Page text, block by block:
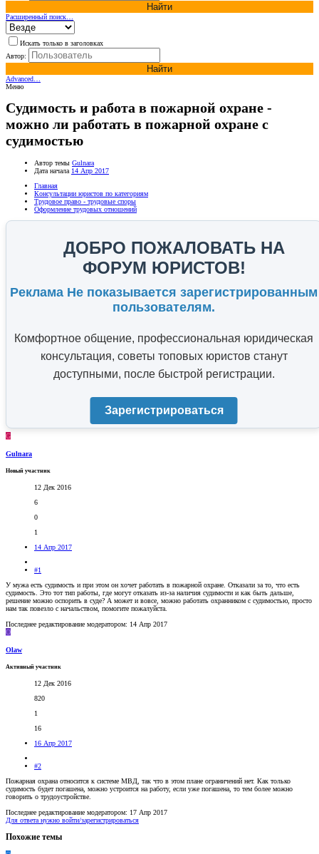
Найти
Расширенный поиск…
Искать только в заголовках
Автор:
Найти
Advanced…
Меню
Судимость и работа в пожарной охране -
можно ли работать в пожарной охране с
судимостью
Автор темы Gulnara
Дата начала 14 Апр 2017
Главная
Консультации юристов по категориям
Трудовое право - трудовые споры
Оформление трудовых отношений
ДОБРО ПОЖАЛОВАТЬ НА
ФОРУМ ЮРИСТОВ!
Реклама Не показывается зарегистрированным
пользователям.
Комфортное общение, профессиональная юридическая
консультация, советы топовых юристов станут
доступными, после быстрой регистрации.
Зарегистрироваться
G
Gulnara
Новый участник
12 Дек 2016
6
0
1
14 Апр 2017
#1
У мужа есть судимость и при этом он хочет работать в пожарной охране. Отказали за то, что есть
судимость. Это тот тип работы, где могут отказать из-за наличия судимости и как быть дальше,
решение можно оспорить в суде? А может и вовсе, можно работать охранником с судимостью, просто
нам так повезло с начальством, помогите пожалуйста.
Последнее редактирование модератором: 14 Апр 2017
O
Olaw
Активный участник
12 Дек 2016
820
1
16
16 Апр 2017
#2
Пожарная охрана относится к системе МВД, так что в этом плане ограничений нет. Как только
судимость будет погашена, можно устроится на работу, если уже погашена, то тем более можно
говорить о трудоустройстве.
Последнее редактирование модератором: 17 Апр 2017
Для ответа нужно войти/зарегистрироваться
Похожие темы